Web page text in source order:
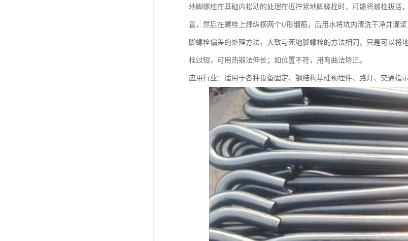
地脚螺栓在基础内松动的处理在近拧紧地脚螺栓时，可能将螺栓拔活
置，然后在螺栓上焊纵横两个U形钢筋，后用水将坑内清洗干净并灌
脚螺栓偏差的处理方法，大致与死地脚螺栓的方法相同，只是可以将
栓过短，可用热锻法伸长；如位置不符，用弯曲法矫正。
应用行业：适用于各种设备固定、钢结构基础预埋件、路灯、交通指